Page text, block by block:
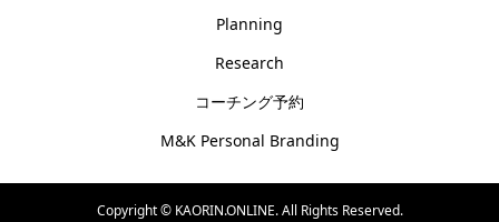
Planning
Research
コーチング予約
M&K Personal Branding
Copyright ©KAORIN.ONLINE. All Rights Reserved.